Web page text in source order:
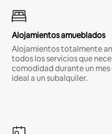
Alojamientos amueblados
Alojamientos totalmente
todos los servicios que
comodidad durante un mes
ideal a un subalquiler.